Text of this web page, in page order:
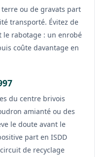
ou de gravats part
transporté. Évitez de
le rabotage : un enrobé
coûte davantage en
du centre brivois
amianté ou des
le doute avant le
part en ISDD
de recyclage